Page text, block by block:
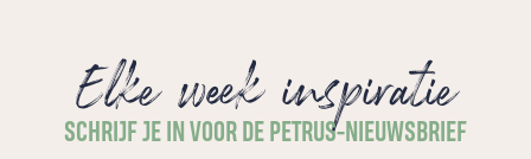
Elke week inspiratie
SCHRIJF JE IN VOOR DE PETRUS-NIEUWSBRIEF